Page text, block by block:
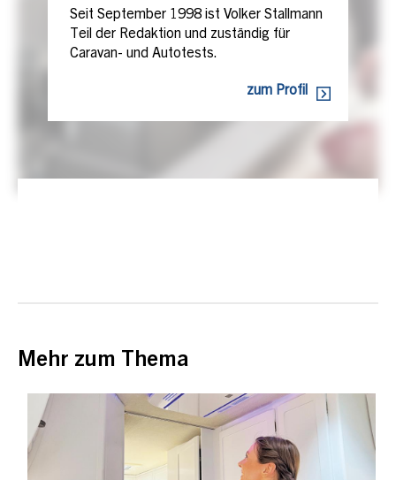
Seit September 1998 ist Volker Stallmann
Teil der Redaktion und zuständig für
Caravan- und Autotests.
zum Profil
Mehr zum Thema